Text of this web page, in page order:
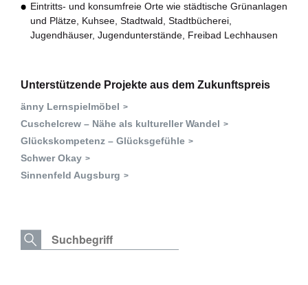
Aktuelles
Eintritts- und konsumfreie Orte wie städtische Grünanlagen
und Plätze, Kuhsee, Stadtwald, Stadtbücherei,
Jugendhäuser, Jugendunterstände, Freibad Lechhausen
Unterstützende Projekte aus dem Zukunftspreis
änny Lernspielmöbel
Cuschelcrew – Nähe als kultureller Wandel
Glückskompetenz – Glücksgefühle
Schwer Okay
Sinnenfeld Augsburg